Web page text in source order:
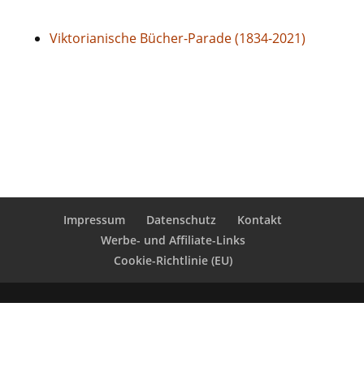
Viktorianische Bücher-Parade (1834-2021)
Impressum Datenschutz
Kontakt
Werbe- und Affiliate-Links
Cookie-Richtlinie (EU)